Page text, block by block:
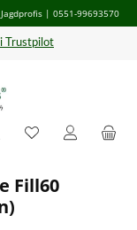
| 0551-99693570
Trustpilot
Fill60